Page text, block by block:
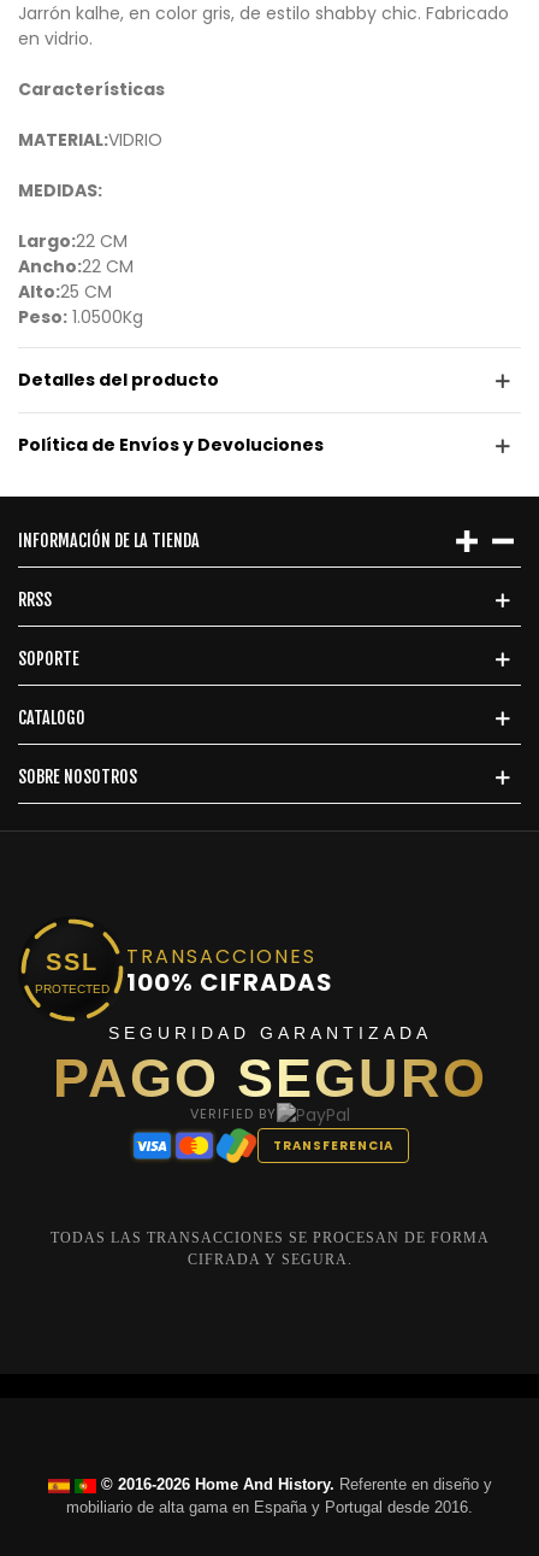
Jarrón kalhe, en color gris, de estilo shabby chic. Fabricado
en vidrio.
Características
MATERIAL:VIDRIO
MEDIDAS:
Largo:22 CM
Ancho:22 CM
Alto:25 CM
Peso: 1.0500Kg
Detalles del producto
Política de Envíos y Devoluciones
INFORMACIÓN DE LA TIENDA
RRSS
SOPORTE
CATALOGO
SOBRE NOSOTROS
SSL
PROTECTED
TRANSACCIONES
100% CIFRADAS
SEGURIDAD GARANTIZADA
PAGO SEGURO
VERIFIED BY
TRANSFERENCIA
TODAS LAS TRANSACCIONES SE PROCESAN DE FORMA
CIFRADA Y SEGURA.
© 2016-2026 Home And History. Referente en diseño y
mobiliario de alta gama en España y Portugal desde 2016.